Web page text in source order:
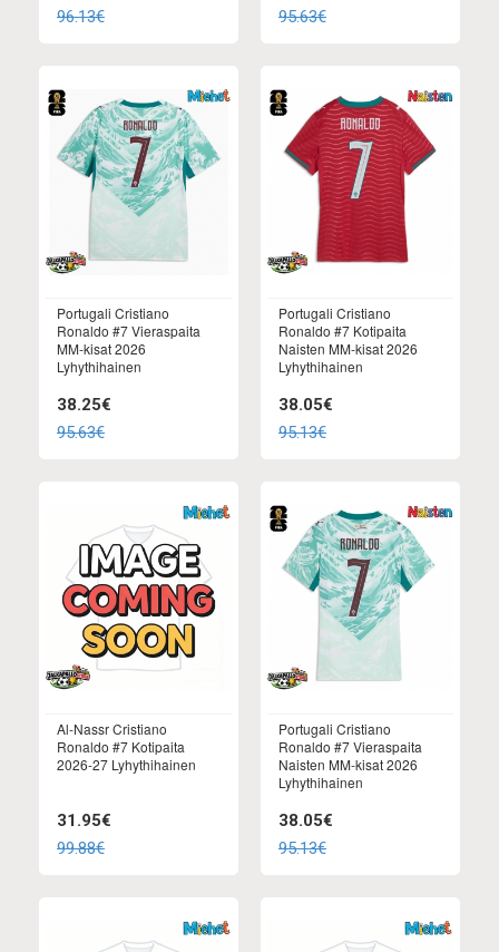
96.13€
95.63€
Portugali Cristiano
Ronaldo #7 Vieraspaita
MM-kisat 2026
Lyhythihainen
38.25€
95.63€
Portugali Cristiano
Ronaldo #7 Kotipaita
Naisten MM-kisat 2026
Lyhythihainen
38.05€
95.13€
Al-Nassr Cristiano
Ronaldo #7 Kotipaita
2026-27 Lyhythihainen
31.95€
99.88€
Portugali Cristiano
Ronaldo #7 Vieraspaita
Naisten MM-kisat 2026
Lyhythihainen
38.05€
95.13€